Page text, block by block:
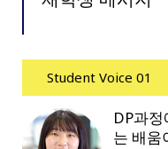
Student Voice 01
DP과
는 배움